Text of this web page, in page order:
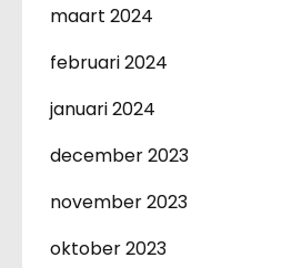
maart 2024
februari 2024
januari 2024
december 2023
november 2023
oktober 2023